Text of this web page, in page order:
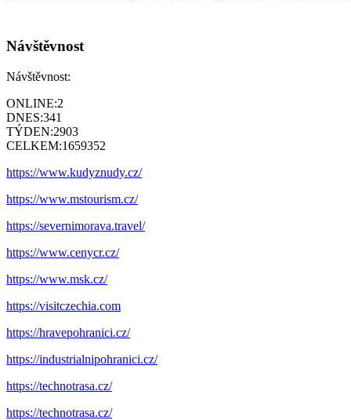
Návštěvnost
Návštěvnost:
ONLINE:2
DNES:341
TÝDEN:2903
CELKEM:1659352
https://www.kudyznudy.cz/
https://www.mstourism.cz/
https://severnimorava.travel/
https://www.cenycr.cz/
https://www.msk.cz/
https://visitczechia.com
https://hravepohranici.cz/
https://industrialnipohranici.cz/
https://technotrasa.cz/
https://technotrasa.cz/